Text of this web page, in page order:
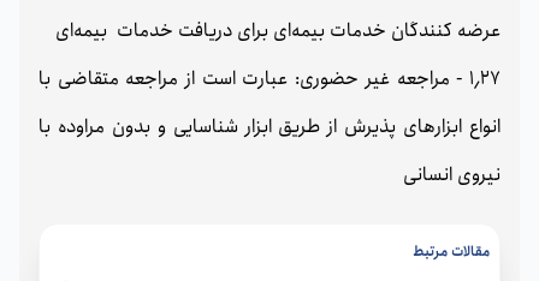
عرضه کنندگان خدمات بیمه‌ای برای دریافت خدمات بیمه‌ای
1٫27 - مراجعه غیر حضوری: عبارت است از مراجعه متقاضی با
انواع ابزارهای پذیرش از طریق ابزار شناسایی و بدون مراوده با
نیروی انسانی
مقالات مرتبط